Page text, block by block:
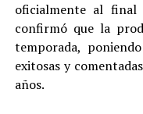
oficialmente al final
confirmó que la
temporada,
exitosas y
años.